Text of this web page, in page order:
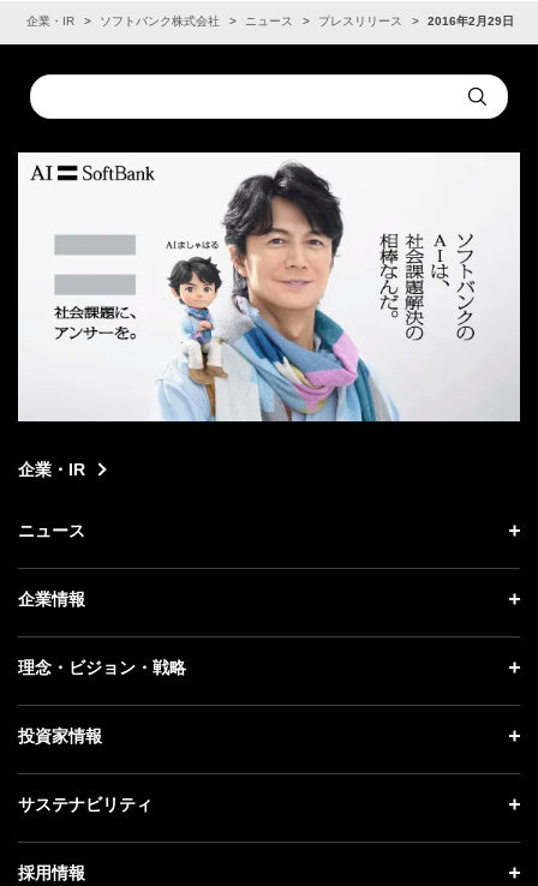
企業・IR ソフトバンク株式会社 ニュース プレスリリース 2016年2月29日
Conduct
a
Submit
企業・IR
ニュース
ニュース トップ
プレスリリース
更新情報
企業情報
企業情報 トップ
社長メッセージ
事業紹介
理念・ビジョン・戦略
理念・ビジョン・戦略 トップ
成長戦略「Activate AI for Society」
人材戦略
投資家情報
投資家情報 トップ
経営方針
サステナビリティ
サステナビリティ トップ
採用情報